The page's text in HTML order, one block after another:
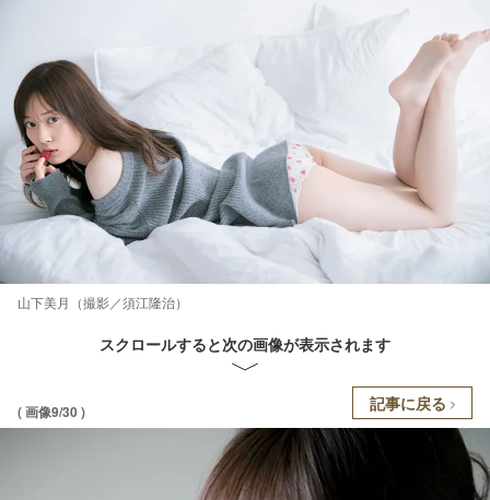
山下美月（撮影／須江隆治）
スクロールすると次の画像が表示されます
( 画像9/30 ) 記事に戻る